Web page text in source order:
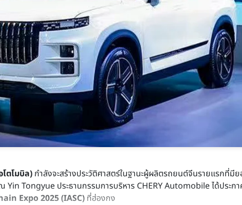
ตโมบิล) กำลังจะสร้างประวัติศาสตร์ในฐานะผู้ผลิตรถยนต์จีนรายแรกที่มี
Tongyue ประธานกรรมการบริหาร CHERY Automobile ได้ประก
Expo 2025 (IASC) ที่ฮ่องกง